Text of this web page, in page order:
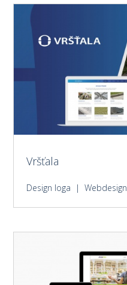
Vršťala
Design loga | Webdesign